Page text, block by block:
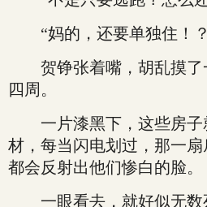
“妈的，还要单独住！
贺铮张着嘴，胡乱摸了
四周。
一片漆黑下，这些房子
材，每当闪电划过，那一扇
都会反射出他们惨白的脸。
一眼看去，就好似无数